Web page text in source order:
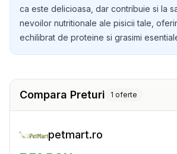
ca este delicioasa, dar contribuie si la
nevoilor nutritionale ale pisicii tale,
echilibrat de proteine si grasimi
Compara Preturi 1 oferte
petmart.ro